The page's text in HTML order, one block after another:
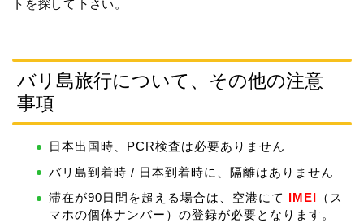
トを探して下さい。
バリ島旅行について、その他の注意
事項
日本出国時、PCR検査は必要ありません
バリ島到着時 / 日本到着時に、隔離はありません
滞在が90日間を超える場合は、空港にて
IMEI
（ス
マホの個体ナンバー）の登録が必要となります。